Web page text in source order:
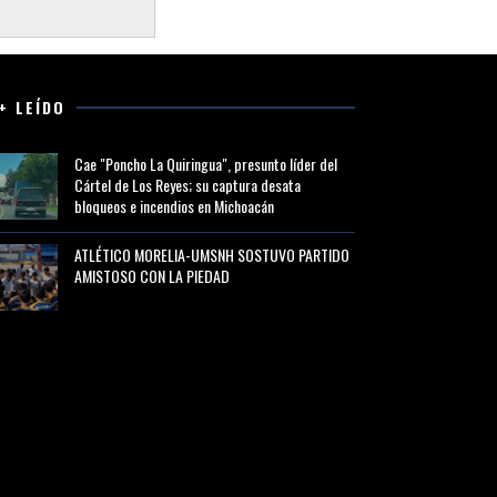
LEÍDO
Cae "Poncho La Quiringua", presunto líder del
Cártel de Los Reyes; su captura desata
bloqueos e incendios en Michoacán
ATLÉTICO MORELIA-UMSNH SOSTUVO PARTIDO
AMISTOSO CON LA PIEDAD